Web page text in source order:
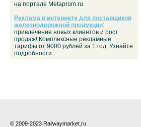
на портале Metaprom.ru
Реклама в интернете для поставщиков
железнодорожной продукции:
привлечение новых клиентов и рост
продаж! Комплексные рекламные
тарифы от 9000 рублей за 1 год. Узнайте
подробности.
© 2009-2023 Railwaymarket.ru